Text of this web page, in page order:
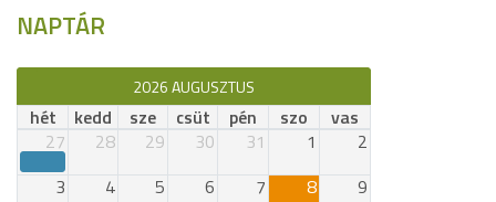
NAPTÁR
2026 AUGUSZTUS
hét kedd sze csüt pén szo
vas
27
28 29 30 31 1
2
3
4 5 6 7 8
9